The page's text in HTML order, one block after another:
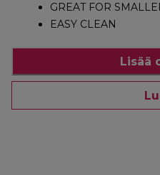
GREAT FOR
EASY CLEAN
Lisää